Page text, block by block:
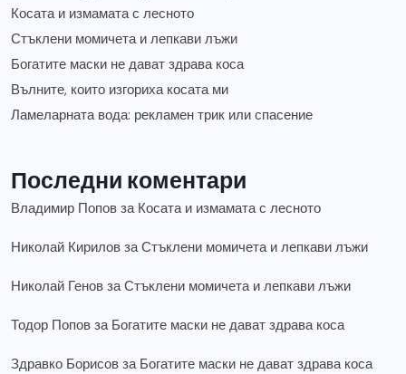
Косата и измамата с лесното
Стъклени момичета и лепкави лъжи
Богатите маски не дават здрава коса
Вълните, които изгориха косата ми
Ламеларната вода: рекламен трик или спасение
Последни коментари
Владимир Попов за Косата и измамата с лесното
Николай Кирилов заСтъклени момичета и лепкави лъжи
Николай Генов заСтъклени момичета и лепкави лъжи
Тодор Попов за Богатите маски не дават здрава коса
Здравко Борисов за Богатите маски не дават здрава коса